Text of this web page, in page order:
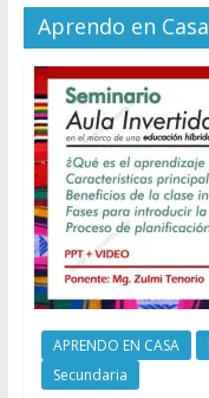
Aprendo en Casa
APRENDO EN CASA
Secundaria